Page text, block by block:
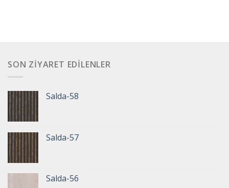
SON ZIYARET EDILENLER
Salda-58
Salda-57
Salda-56